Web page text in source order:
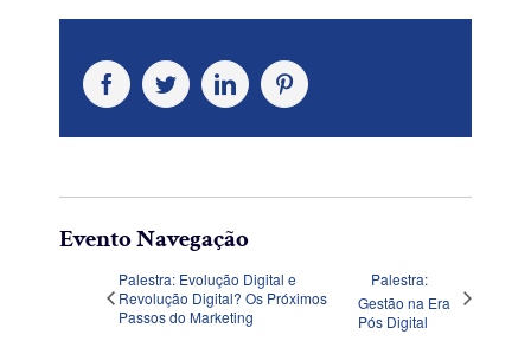
FacebookTwitterLinkedInPinterest
Evento Navegação
Palestra: Evolução Digital e
Revolução Digital? Os Próximos
Passos do Marketing
Palestra:
Gestão na Era
Pós Digital